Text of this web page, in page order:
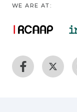
WE ARE AT: